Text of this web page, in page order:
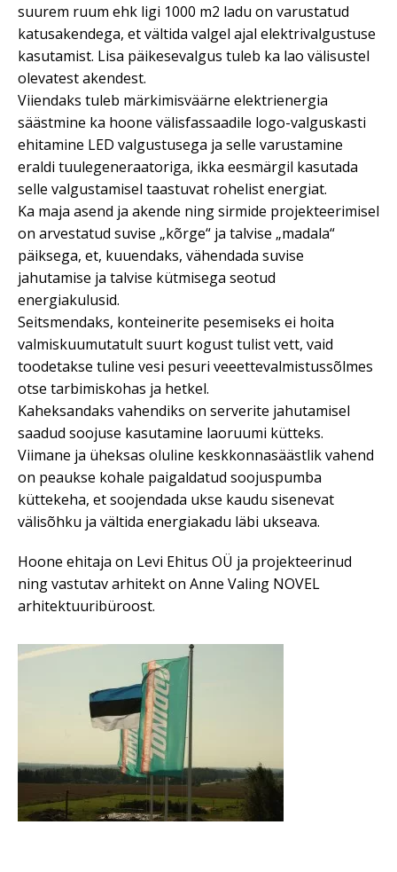
suurem ruum ehk ligi 1000 m2 ladu on varustatud
katusakendega, et vältida valgel ajal elektrivalgustuse
kasutamist. Lisa päikesevalgus tuleb ka lao välisustel
olevatest akendest.
Viiendaks tuleb märkimisväärne elektrienergia
säästmine ka hoone välisfassaadile logo-valguskasti
ehitamine LED valgustusega ja selle varustamine
eraldi tuulegeneraatoriga, ikka eesmärgil kasutada
selle valgustamisel taastuvat rohelist energiat.
Ka maja asend ja akende ning sirmide projekteerimisel
on arvestatud suvise „kõrge“ ja talvise „madala“
päiksega, et, kuuendaks, vähendada suvise
jahutamise ja talvise kütmisega seotud
energiakulusid.
Seitsmendaks, konteinerite pesemiseks ei hoita
valmiskuumutatult suurt kogust tulist vett, vaid
toodetakse tuline vesi pesuri veeettevalmistussõlmes
otse tarbimiskohas ja hetkel.
Kaheksandaks vahendiks on serverite jahutamisel
saadud soojuse kasutamine laoruumi kütteks.
Viimane ja üheksas oluline keskkonnasäästlik vahend
on peaukse kohale paigaldatud soojuspumba
küttekeha, et soojendada ukse kaudu sisenevat
välisõhku ja vältida energiakadu läbi ukseava.
Hoone ehitaja on Levi Ehitus OÜ ja projekteerinud
ning vastutav arhitekt on Anne Valing NOVEL
arhitektuuribüroost.